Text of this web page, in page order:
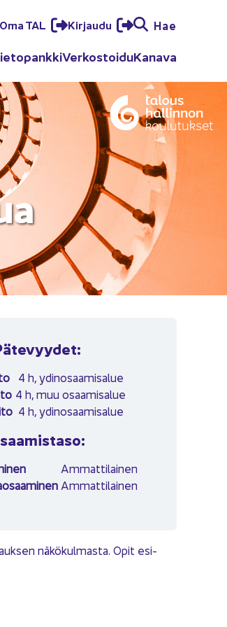
Oma TAL Kir­jau­du Hae
Ver­kos­toi­duKa­na­va
4 h, ydin­osaa­mi­sa­lue
4 h, muu osaa­mi­sa­lue
4 h, ydin­osaa­mi­sa­lue
Am­mat­ti­lai­nen
Am­mat­ti­lai­nen
nä­kö­kul­mas­ta. Opit esi­